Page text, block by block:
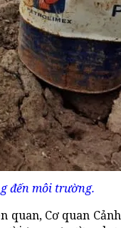
đến môi trường.
Cơ quan